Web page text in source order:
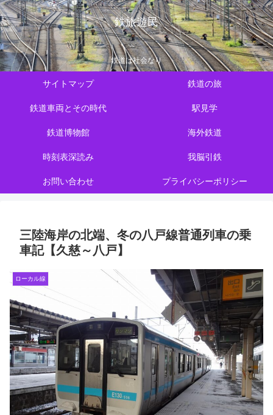
鉄旅遊民
鉄道は社会なり
サイトマップ 鉄道の旅
鉄道車両とその時代 駅見学
鉄道博物館 海外鉄道
時刻表深読み 我脳引鉄
お問い合わせ プライバシーポリシー
三陸海岸の北端、冬の八戸線普通列車の乗
車記【久慈～八戸】
ローカル線